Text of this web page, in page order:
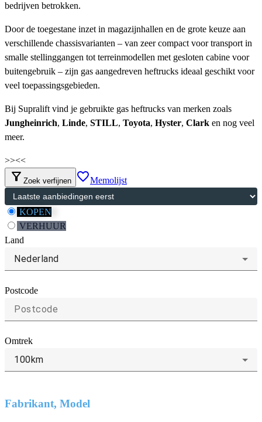
bedrijven betrokken.
Door de toegestane inzet in magazijnhallen en de grote keuze aan
verschillende chassisvarianten – van zeer compact voor transport in
smalle stellinggangen tot terreinmodellen met gesloten cabine voor
buitengebruik – zijn gas aangedreven heftrucks ideaal geschikt voor
veel toepassingsgebieden.
Bij Supralift vind je gebruikte gas heftrucks van merken zoals
Jungheinrich, Linde, STILL, Toyota, Hyster, Clark en nog veel
meer.
>><<
filter_alt Zoek verfijnen favorite_borderMemolijst
KOPEN
VERHUUR
Land
Nederland
Postcode
Omtrek
100km
Fabrikant, Model